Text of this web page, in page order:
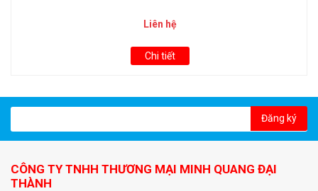
Liên hệ
Chi tiết
Đăng ký
CÔNG TY TNHH THƯƠNG MẠI MINH QUANG ĐẠI
THÀNH